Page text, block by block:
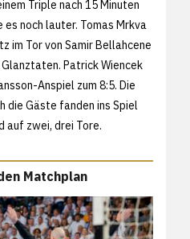
Triple nach 15 Minuten
es noch lauter. Tomas Mrkva
im Tor von Samir Bellahcene
Patrick Wiencek
Anspiel zum 8:5. Die
die Gäste fanden ins Spiel
auf zwei, drei Tore.
Matchplan